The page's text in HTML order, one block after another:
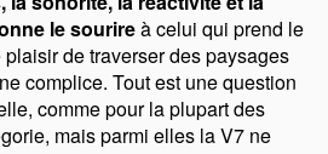
le sourireà celui qui prend le
de traverser des paysages
complice. Tout est une question
comme pour la plupart des
mais parmi elles la V7 ne